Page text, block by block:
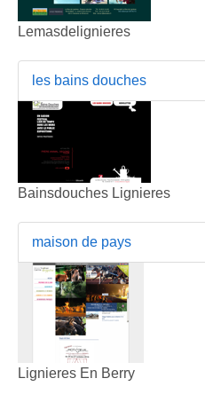
Lemasdelignieres
les bains douches
Bainsdouches Lignieres
maison de pays
Lignieres En Berry